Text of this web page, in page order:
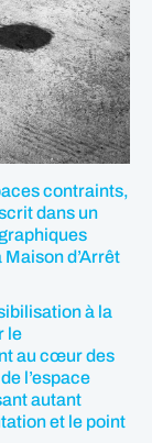
contraints,
dans un
d’Arrêt
à la
le
au cœur des
l’espace
autant
et le point